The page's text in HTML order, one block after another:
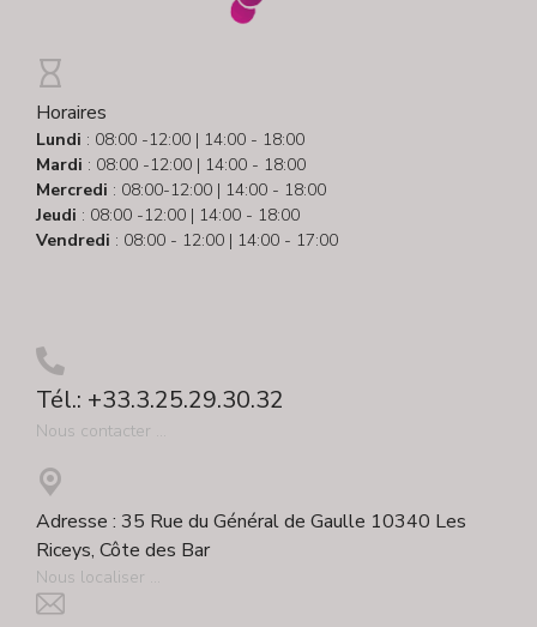
Horaires
Lundi : 08:00 -12:00 | 14:00 - 18:00
Mardi : 08:00 -12:00 | 14:00 - 18:00
Mercredi : 08:00-12:00 | 14:00 - 18:00
Jeudi : 08:00 -12:00 | 14:00 - 18:00
Vendredi : 08:00 - 12:00 | 14:00 - 17:00
Tél.: +33.3.25.29.30.32
Nous contacter ...
Adresse : 35 Rue du Général de Gaulle 10340 Les
Riceys, Côte des Bar
Nous localiser ...